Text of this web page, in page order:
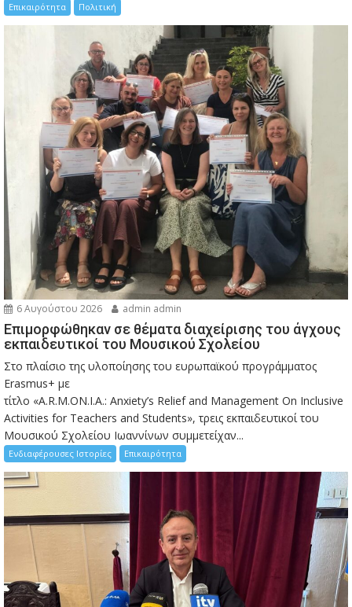
Επικαιρότητα Πολιτική
6 Αυγούστου 2026 admin admin
Eπιμορφώθηκαν σε θέματα διαχείρισης του άγχους
εκπαιδευτικοί του Μουσικού Σχολείου
Στο πλαίσιο της υλοποίησης του ευρωπαϊκού προγράμματος
Erasmus+ με
τίτλο «A.R.M.ON.I.A.: Anxiety’s Relief and Management On Inclusive
Activities for Teachers and Students», τρεις εκπαιδευτικοί του
Μουσικού Σχολείου Ιωαννίνων συμμετείχαν...
Ενδιαφέρουσες Ιστορίες Επικαιρότητα